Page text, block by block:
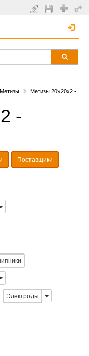
Метизы
Метизы 20х20х2 -
-
Поставщики
Электроды